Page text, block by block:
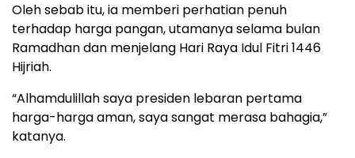
Oleh sebab itu, ia memberi perhatian penuh
terhadap harga pangan, utamanya selama bulan
Ramadhan dan menjelang Hari Raya Idul Fitri 1446
Hijriah.
“Alhamdulillah saya presiden lebaran pertama
harga-harga aman, saya sangat merasa bahagia,”
katanya.